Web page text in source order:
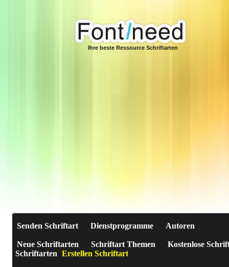
Ihre beste Ressource Schriftarten
Senden Schriftart Dienstprogramme Autoren
Neue Schriftarten Schriftart Themen
Kostenlose
Schriftarten Erstellen Schriftart